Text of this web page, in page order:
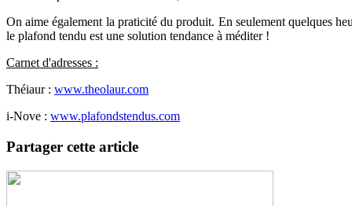
On aime également la praticité du produit. En seulement quelques
le plafond tendu est une solution tendance à méditer !
Carnet d'adresses :
Théiaur : www.theolaur.com
i-Nove : www.plafondstendus.com
Partager cette article